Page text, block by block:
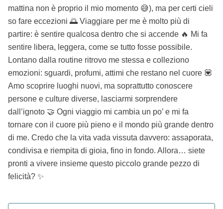
mattina non è proprio il mio momento 😅), ma per certi cieli
so fare eccezioni 🌅 Viaggiare per me è molto più di
partire: è sentire qualcosa dentro che si accende 🔥 Mi fa
sentire libera, leggera, come se tutto fosse possibile.
Lontano dalla routine ritrovo me stessa e colleziono
emozioni: sguardi, profumi, attimi che restano nel cuore 💟
Amo scoprire luoghi nuovi, ma soprattutto conoscere
persone e culture diverse, lasciarmi sorprendere
dall’ignoto 🤝 Ogni viaggio mi cambia un po’ e mi fa
tornare con il cuore più pieno e il mondo più grande dentro
di me. Credo che la vita vada vissuta davvero: assaporata,
condivisa e riempita di gioia, fino in fondo. Allora… siete
pronti a vivere insieme questo piccolo grande pezzo di
felicità? ✨